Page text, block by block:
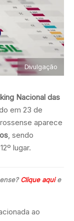
Divulgação
Nacional das
em 23 de
aparece
, sendo
lugar.
Clique aquie
ao